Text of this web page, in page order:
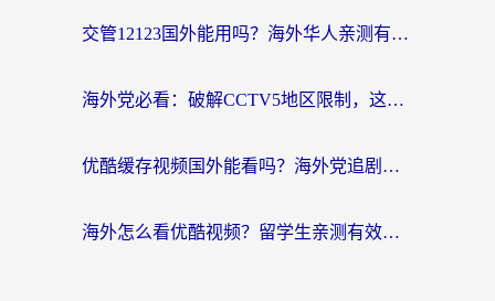
交管12123国外能用吗？海外华人亲测有效的回国加速器选择指南
海外党必看：破解CCTV5地区限制，这样看欧洲杯奥运直播才够爽！
优酷缓存视频国外能看吗？海外党追剧看片的终极解决方案来了
海外怎么看优酷视频？留学生亲测有效的回国加速器选择指南